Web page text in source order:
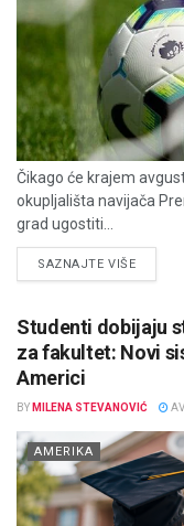
Čikago će krajem
okupljališta navijača
grad ugostiti...
SAZNAJTE VIŠEDETAILS
Studenti dobijaju
za fakultet: Novi
Americi
BY MILENA STEVANOVIĆ
AMERIKA